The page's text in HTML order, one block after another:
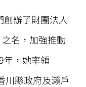
辦了財團法人
名，加強推動
年，她率領
川縣政府及瀨戶